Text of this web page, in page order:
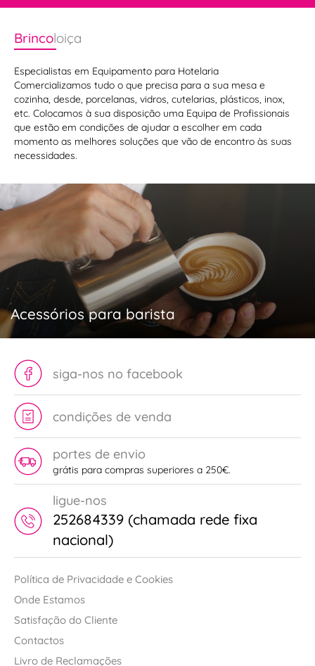
Brincoloiça
Especialistas em Equipamento para Hotelaria
Comercializamos tudo o que precisa para a sua mesa e
cozinha, desde, porcelanas, vidros, cutelarias, plásticos, inox,
etc. Colocamos à sua disposição uma Equipa de Profissionais
que estão em condições de ajudar a escolher em cada
momento as melhores soluções que vão de encontro às suas
necessidades.
Acessórios para barista
Vacuvin:
Para
apreciadores
de
vinhos!
siga-nos no facebook
condições de venda
portes de envio
grátis para compras superiores a 250€.
ligue-nos
252684339 (chamada rede fixa
nacional)
Política de Privacidade e Cookies
Onde Estamos
Satisfação do Cliente
Contactos
Livro de Reclamações